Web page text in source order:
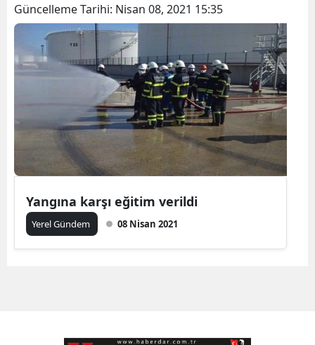
Güncelleme Tarihi: Nisan 08, 2021 15:35
Yangına karşı eğitim verildi
Yerel Gündem 08 Nisan 2021